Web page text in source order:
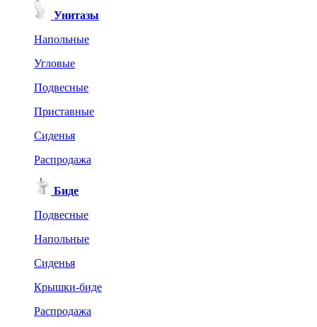
Унитазы
Напольные
Угловые
Подвесные
Приставные
Сиденья
Распродажа
Биде
Подвесные
Напольные
Сиденья
Крышки-биде
Распродажа